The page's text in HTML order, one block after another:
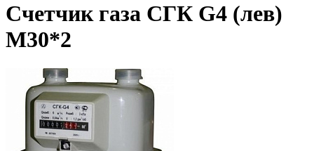
Счетчик газа СГК G4 (лев)
М30*2